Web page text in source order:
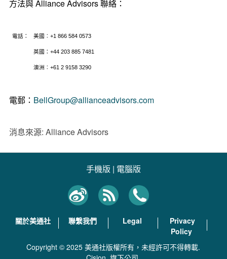
方法與 Alliance Advisors 聯絡：
電話： 美國 ︰ +1 866 584 0573
英國： +44 203 885 7481
澳洲 ︰ +61 2 9158 3290
電郵： BellGroup@allianceadvisors.com
消息來源: Alliance Advisors
手機版 | 電腦版
關於美通社 聯繫我們 Legal
Privacy
Policy
Copyright © 2025 美通社版權所有，未經許可不得轉載.